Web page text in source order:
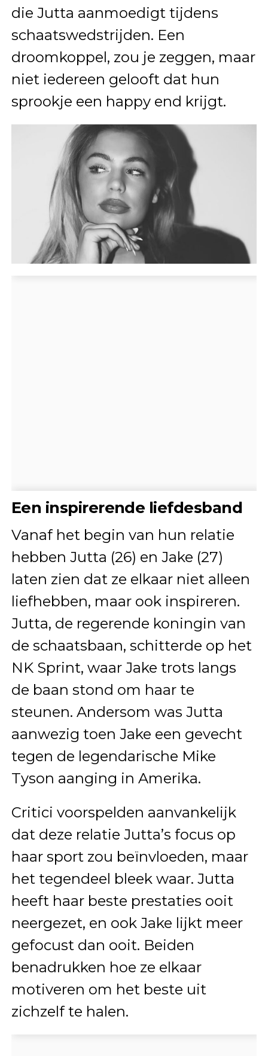
die Jutta aanmoedigt tijdens
schaatswedstrijden. Een
droomkoppel, zou je zeggen, maar
niet iedereen gelooft dat hun
sprookje een happy end krijgt.
Een inspirerende liefdesband
Vanaf het begin van hun relatie
hebben Jutta (26) en Jake (27)
laten zien dat ze elkaar niet alleen
liefhebben, maar ook inspireren.
Jutta, de regerende koningin van
de schaatsbaan, schitterde op het
NK Sprint, waar Jake trots langs
de baan stond om haar te
steunen. Andersom was Jutta
aanwezig toen Jake een gevecht
tegen de legendarische Mike
Tyson aanging in Amerika.
Critici voorspelden aanvankelijk
dat deze relatie Jutta’s focus op
haar sport zou beïnvloeden, maar
het tegendeel bleek waar. Jutta
heeft haar beste prestaties ooit
neergezet, en ook Jake lijkt meer
gefocust dan ooit. Beiden
benadrukken hoe ze elkaar
motiveren om het beste uit
zichzelf te halen.